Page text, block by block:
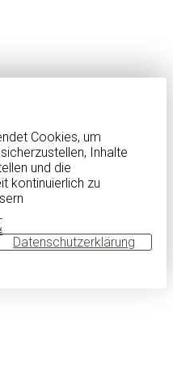
Cookies, um
Inhalte
und die
kontinuierlich zu
Datenschutzerklärung